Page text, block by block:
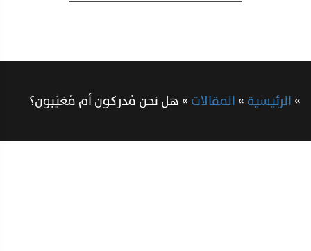
»الرئيسية»المقالات»هل نحن مُدركون أم مُغيَّبون؟